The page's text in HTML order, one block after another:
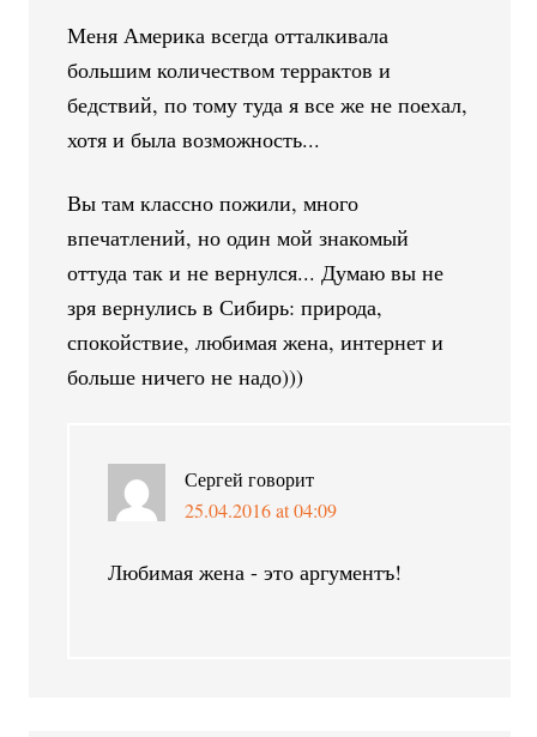
Меня Америка всегда отталкивала
большим количеством террактов и
бедствий, по тому туда я все же не поехал,
хотя и была возможность...
Вы там классно пожили, много
впечатлений, но один мой знакомый
оттуда так и не вернулся... Думаю вы не
зря вернулись в Сибирь: природа,
спокойствие, любимая жена, интернет и
больше ничего не надо)))
Сергей говорит
25.04.2016 at 04:09
Любимая жена - это аргументъ!